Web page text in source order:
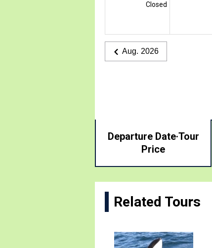
Closed
Aug. 2026
Departure Date·Tour
Price
Related Tours